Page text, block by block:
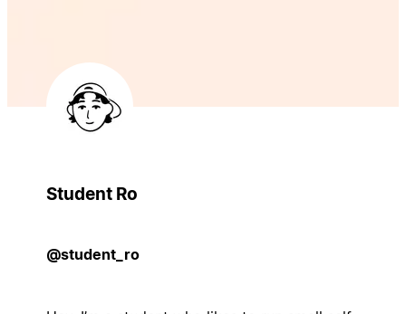
Student Ro
@student_ro